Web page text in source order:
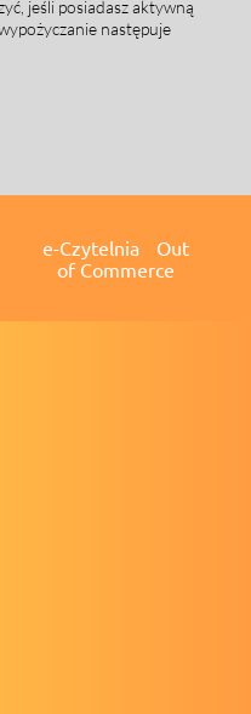
jeśli posiadasz aktywną
następuje
e-Czytelnia Out
of Commerce